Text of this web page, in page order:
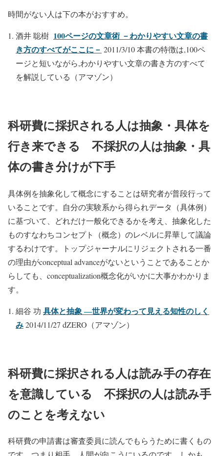
時間がない人は下の本がおすすめ。
酒井 聡樹 100ページの文章術 －わかりやすい文章の書
き方のすべてがここに－ 2011/3/10 本書の特徴は,100ペ
ージと短いながら,わかりやすい文章の書き方のすべて
を解説している（アマゾン）
科研費に採択される人は抽象・具体を
行き来できる 不採択の人は抽象・具
体の書き分けが下手
具体例を抽象化して概念にすることは研究者が普段行って
いることです。自分の実験系から得られデータ（具体例）
に基づいて、どれだけ一般化できるかを考え、抽象化した
ものすなわちコンセプト（概念）のレベルに昇華して議論
するわけです。トップジャーナルにリジェクトされる一番
の理由がconceptual advanceがないということであることか
らしても、conceptualization概念化がいかに大事かわかりま
す。
細谷 功 具体と抽象 ―世界が変わって見える知性のしく
み2014/11/27 dZERO（アマゾン）
科研費に採択される人は読み手の存在
を意識している 不採択の人は読み手
のことを考えない
科研費の申請書は審査委員に読んでもらうために書くもの